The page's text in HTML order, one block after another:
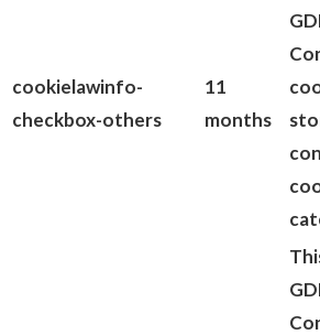
cookielawinfo-
checkbox-others
11
months